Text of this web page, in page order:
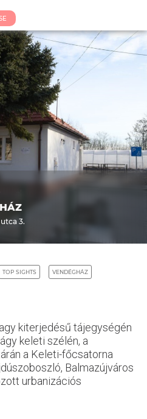
3.
TOP SIGHTS VENDÉGHÁZ
kiterjedésű tájegységén
keleti szélén, a
a Keleti-főcsatorna
Balmazújváros
urbanizációs